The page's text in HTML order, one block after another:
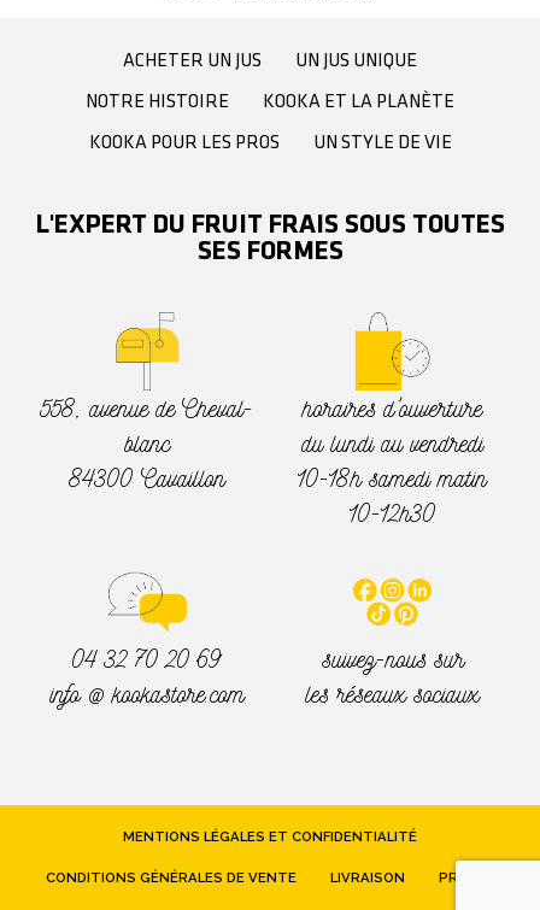
ACHETER UN JUS UN JUS UNIQUE
NOTRE HISTOIRE KOOKA ET LA PLANÈTE
KOOKA POUR LES PROS UN STYLE DE VIE
L'EXPERT DU FRUIT FRAIS SOUS TOUTES
SES FORMES
558, avenue de Cheval-
blanc
84300 Cavaillon
horaires d'ouverture
du lundi au vendredi
10-18h samedi matin
10-12h30
04 32 70 20 69
info @ kookastore.com
suivez-nous sur
les réseaux sociaux
MENTIONS LÉGALES ET CONFIDENTIALITÉ
CONDITIONS GÉNÉRALES DE VENTE LIVRAISON PRESSE